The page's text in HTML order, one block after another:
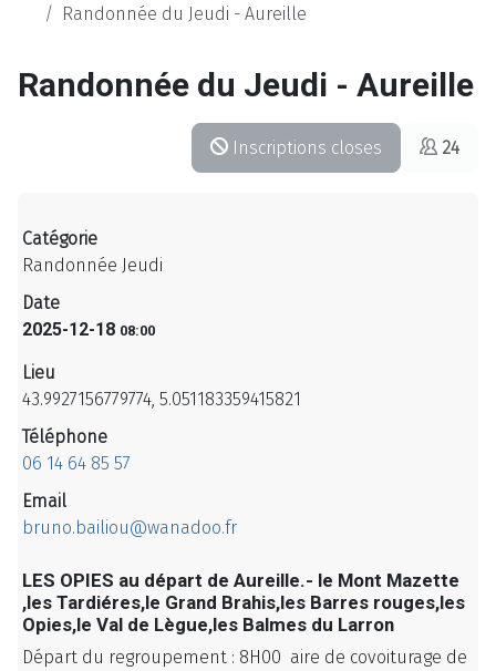
Randonnée du Jeudi - Aureille
Randonnée du Jeudi - Aureille
Inscriptions closes 24
Catégorie
Randonnée Jeudi
Date
2025-12-18 08:00
Lieu
43.9927156779774, 5.051183359415821
Téléphone
06 14 64 85 57
Email
bruno.bailiou@wanadoo.fr
LES OPIES au départ de Aureille.- le Mont Mazette
,les Tardiéres,le Grand Brahis,les Barres rouges,les
Opies,le Val de Lègue,les Balmes du Larron
Départ du regroupement : 8H00 aire de covoiturage de